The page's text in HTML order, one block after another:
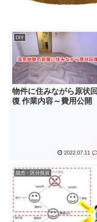
DIY
物件に住みながら原状回
復 作業内容～費用公開
2022.07.11
競売・区分投資